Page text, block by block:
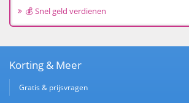
💰 Snel geld verdienen
Korting & Meer
Gratis & prijsvragen